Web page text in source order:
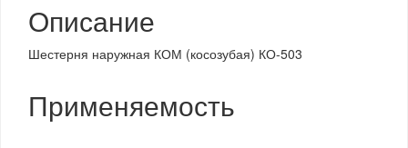
Описание
Шестерня наружная КОМ (косозубая) КО-503
Применяемость